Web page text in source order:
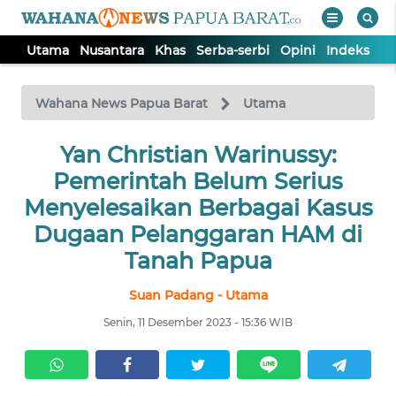
Utama Nusantara Khas Serba-serbi Opini Indeks
Wahana News Papua Barat Utama
Yan Christian Warinussy:
Pemerintah Belum Serius
Menyelesaikan Berbagai Kasus
Dugaan Pelanggaran HAM di
Tanah Papua
Suan Padang - Utama
Senin, 11 Desember 2023 - 15:36 WIB
TV
Tutup
UTAMA
NUSANTARA
OPINI